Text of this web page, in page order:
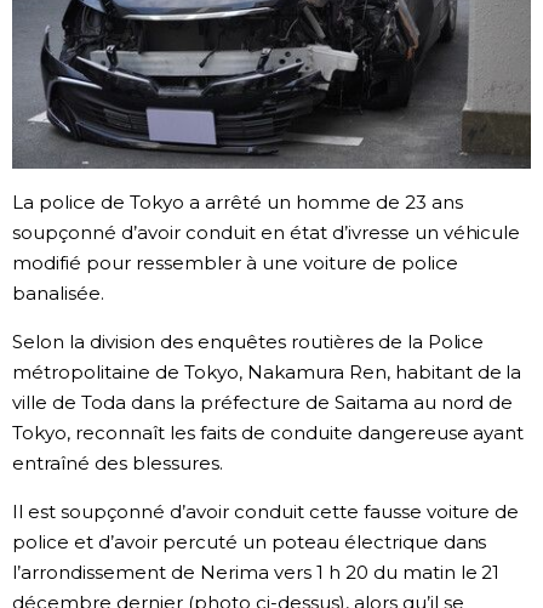
Le japonais
En plus
Données
Séries
Personnages
Chroniques
Images
Vidéos
Tokyo
official SNS
La police de Tokyo a arrêté un homme de 23 ans
soupçonné d’avoir conduit en état d’ivresse un véhicule
modifié pour ressembler à une voiture de police
banalisée.
Selon la division des enquêtes routières de la Police
métropolitaine de Tokyo, Nakamura Ren, habitant de la
ville de Toda dans la préfecture de Saitama au nord de
Tokyo, reconnaît les faits de conduite dangereuse ayant
entraîné des blessures.
Il est soupçonné d’avoir conduit cette fausse voiture de
police et d’avoir percuté un poteau électrique dans
l’arrondissement de Nerima vers 1 h 20 du matin le 21
décembre dernier (photo ci-dessus), alors qu’il se